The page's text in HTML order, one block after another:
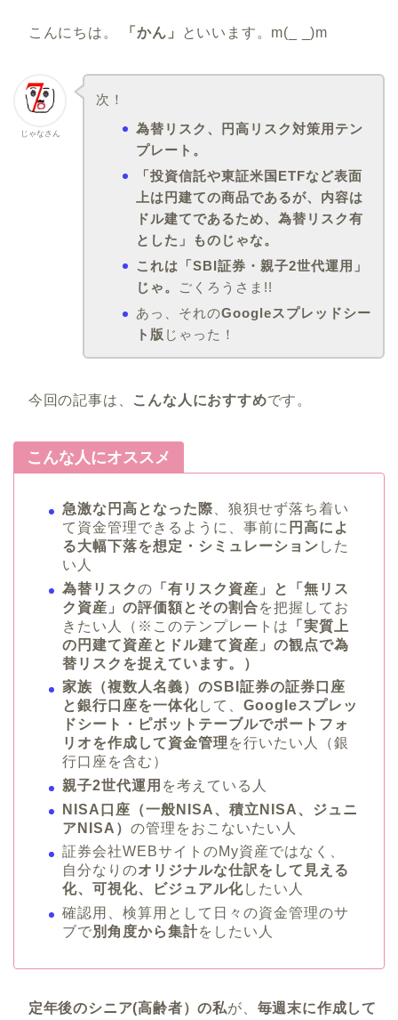
こんにちは。 「かん」 といいます。m(_ _)m
じゃなさん
次！
為替リスク、円高リスク対策用テン
プレート。
「投資信託や東証米国ETFなど表面
上は円建ての商品であるが、内容は
ドル建てであるため、為替リスク有
とした」ものじゃな。
これは「SBI証券・親子2世代運用」
じゃ。
ごくろうさま!!
あっ、それのGoogleスプレッドシー
ト版 じゃった！
今回の記事は、 こんな人におすすめです。
こんな人にオススメ
急激な円高となった際 、狼狽せず落ち着い
て資金管理できるように、事前に 円高によ
る大幅下落を想定・シミュレーション した
い人
為替リスクの 「有リスク資産」と「無リス
ク資産」の評価額とその割合を把握してお
きたい人（※このテンプレートは
「実質上
の円建て資産とドル建て資産」の観点で為
替リスクを捉えています。）
家族（複数人名義）のSBI証券の証券口座
と銀行口座を一体化して、 Googleスプレッ
ドシート・ピボットテーブルでポートフォ
リオを作成して資金管理 を行いたい人（銀
行口座を含む）
親子2世代運用 を考えている人
NISA口座（一般NISA、積立NISA、ジュニ
アNISA） の管理をおこないたい人
証券会社WEBサイトのMy資産ではなく、
自分なりのオリジナルな仕訳をして見える
化、可視化、ビジュアル化したい人
確認用、検算用として日々の資金管理のサ
ブで別角度から集計をしたい人
定年後のシニア(高齢者）の私が、 毎週末に作成して